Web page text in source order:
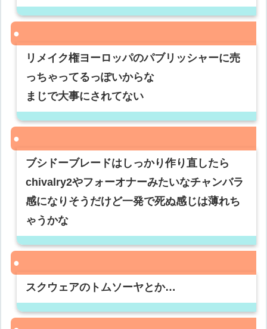
リメイク権ヨーロッパのパブリッシャーに売
っちゃってるっぽいからな
まじで大事にされてない
ブシドーブレードはしっかり作り直したら
chivalry2やフォーオナーみたいなチャンバラ
感になりそうだけど一発で死ぬ感じは薄れち
ゃうかな
スクウェアのトムソーヤとか…